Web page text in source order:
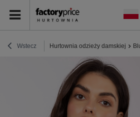
Wstecz Hurtownia odzieży damskiej